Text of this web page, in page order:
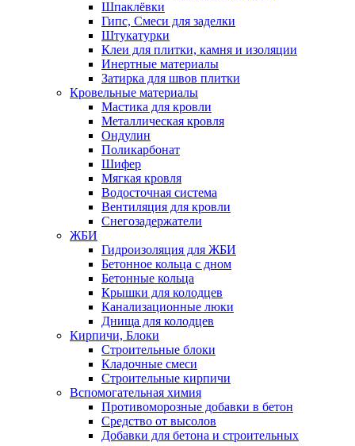
Шпаклёвки
Гипс, Смеси для заделки
Штукатурки
Клеи для плитки, камня и изоляции
Инертные материалы
Затирка для швов плитки
Кровельные материалы
Мастика для кровли
Металлическая кровля
Ондулин
Поликарбонат
Шифер
Мягкая кровля
Водосточная система
Вентиляция для кровли
Снегозадержатели
ЖБИ
Гидроизоляция для ЖБИ
Бетонное кольца с дном
Бетонные кольца
Крышки для колодцев
Канализационные люки
Днища для колодцев
Кирпичи, Блоки
Строительные блоки
Кладочные смеси
Строительные кирпичи
Вспомогательная химия
Противоморозные добавки в бетон
Средство от высолов
Добавки для бетона и строительных